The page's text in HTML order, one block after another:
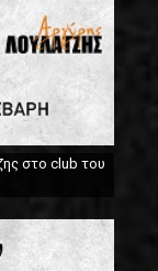
στο club του